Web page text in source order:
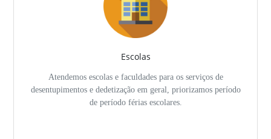
Escolas
Atendemos escolas e faculdades para os serviços de
desentupimentos e dedetização em geral, priorizamos período
de período férias escolares.